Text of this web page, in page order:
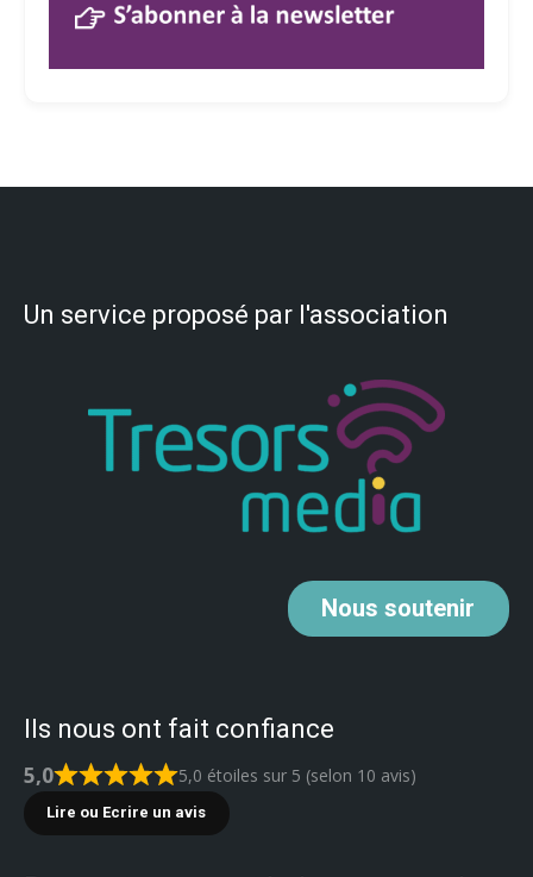
Un service proposé par l'association
Noussoutenir
Ils nous ont fait confiance
5,0 5,0 étoiles sur 5 (selon 10 avis)
Lire ou Ecrire un avis